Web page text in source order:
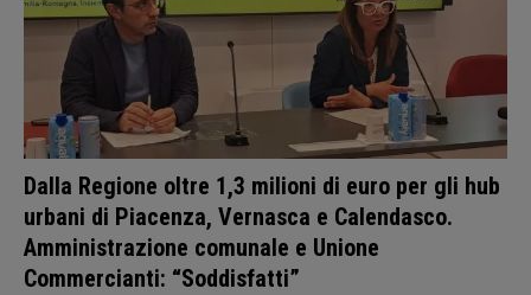
Dalla Regione oltre 1,3 milioni di euro per gli hub
urbani di Piacenza, Vernasca e Calendasco.
Amministrazione comunale e Unione
Commercianti: “Soddisfatti”